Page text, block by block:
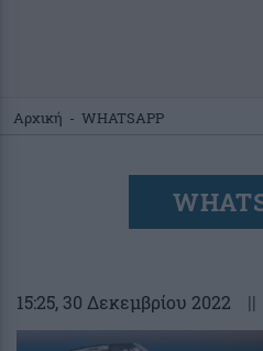
Αρχική - WHATSAPP
15:25, 30 Δεκεμβρίου 2022 ||